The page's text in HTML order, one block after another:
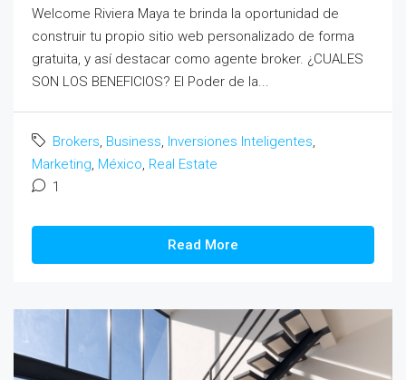
Welcome Riviera Maya te brinda la oportunidad de
construir tu propio sitio web personalizado de forma
gratuita, y así destacar como agente broker. ¿CUALES
SON LOS BENEFICIOS? El Poder de la...
Brokers, Business, Inversiones Inteligentes,
Marketing, México, Real Estate
1
Read More